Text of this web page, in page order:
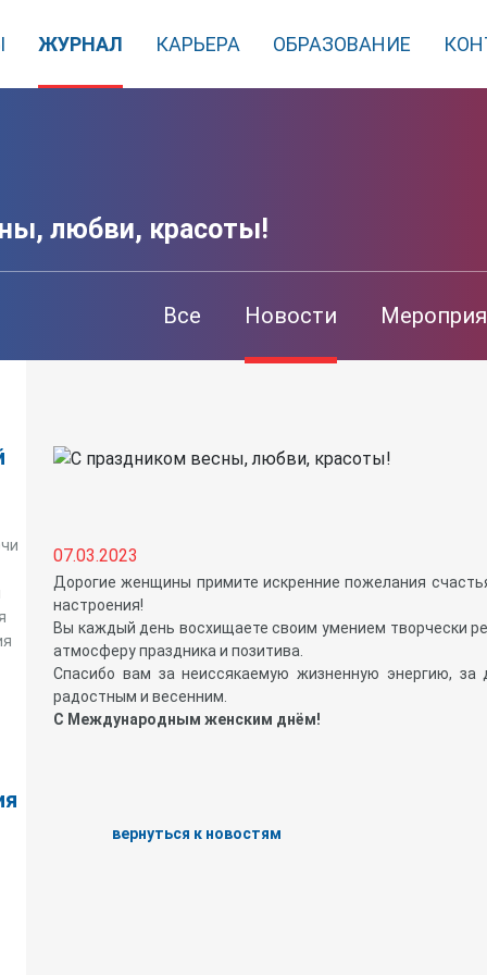
ЖУРНАЛ КАРЬЕРА ОБРАЗОВАНИЕ
любви, красоты!
Все Новости
07.03.2023
Дорогие женщины примите искренние пожелания
настроения!
Вы каждый день восхищаете своим умением творчески
атмосферу праздника и позитива.
Спасибо вам за неиссякаемую жизненную энергию,
радостным и весенним.
С Международным женским днём!
вернуться к новостям